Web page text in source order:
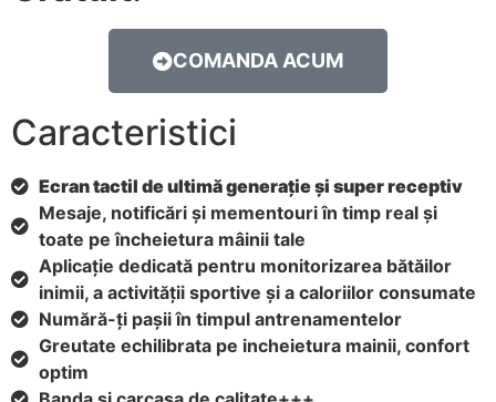
COMANDA ACUM
Caracteristici
Ecran tactil de ultimă generație și super receptiv
Mesaje, notificări și mementouri în timp real și
toate pe încheietura mâinii tale
Aplicație dedicată pentru monitorizarea bătăilor
inimii, a activității sportive și a caloriilor consumate
Numără-ți pașii în timpul antrenamentelor
Greutate echilibrata pe incheietura mainii, confort
optim